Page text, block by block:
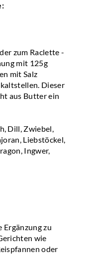
zum Raclette -
mit 125g
mit Salz
Dieser
aus Butter ein
Dill, Zwiebel,
Liebstöckel,
Ingwer,
zu
wie
oder